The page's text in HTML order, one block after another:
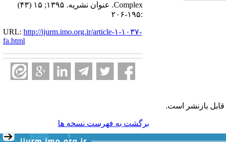
Complex. عنوان نشریه. ۱۳۹۵; ۱۵ (۴۳)
:۱۹۵-۲۰۶
URL: http://ijurm.imo.org.ir/article-۱-۱۰۳۷-
fa.html
قابل بازنشر است.
برگشت به فهرست نسخه ها